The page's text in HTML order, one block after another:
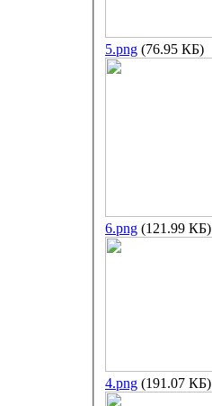
5.png (76.95 КБ)
6.png (121.99 КБ)
4.png (191.07 КБ)